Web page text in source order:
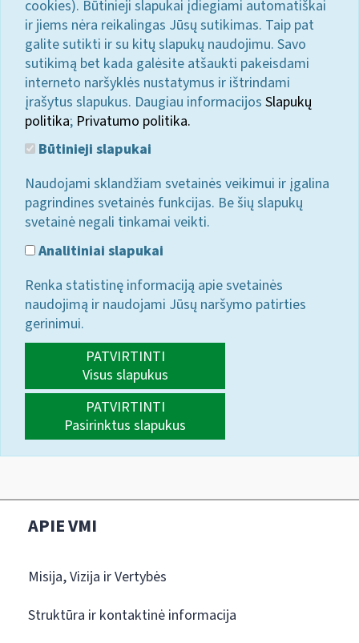
cookies). Būtinieji slapukai įdiegiami automatiškai
ir jiems nėra reikalingas Jūsų sutikimas. Taip pat
galite sutikti ir su kitų slapukų naudojimu. Savo
sutikimą bet kada galėsite atšaukti pakeisdami
interneto naršyklės nustatymus ir ištrindami
įrašytus slapukus. Daugiau informacijos Slapukų
politika; Privatumo politika.
Būtinieji slapukai
Naudojami sklandžiam svetainės veikimui ir įgalina
pagrindines svetainės funkcijas. Be šių slapukų
svetainė negali tinkamai veikti.
Analitiniai slapukai
Renka statistinę informaciją apie svetainės
naudojimą ir naudojami Jūsų naršymo patirties
gerinimui.
PATVIRTINTI
Visus slapukus
PATVIRTINTI
Pasirinktus slapukus
APIE VMI
Misija, Vizija ir Vertybės
Struktūra ir kontaktinė informacija